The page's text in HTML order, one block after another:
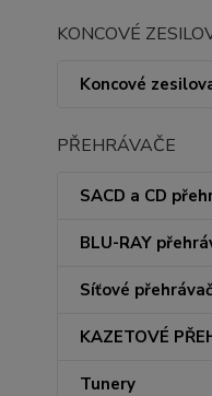
KONCOVÉ
Koncové
PŘEHRÁVAČE
SACD a CD
BLU-RAY
Síťové
KAZETOVÉ
Tunery